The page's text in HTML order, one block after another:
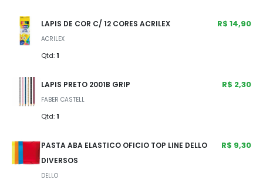
LAPIS DE COR C/ 12 CORES ACRILEX
ACRILEX
Qtd: 1
R$ 14,90
LAPIS PRETO 2001B GRIP
FABER CASTELL
Qtd: 1
R$ 2,30
PASTA ABA ELASTICO OFICIO TOP LINE DELLO
DIVERSOS
DELLO
R$ 9,30